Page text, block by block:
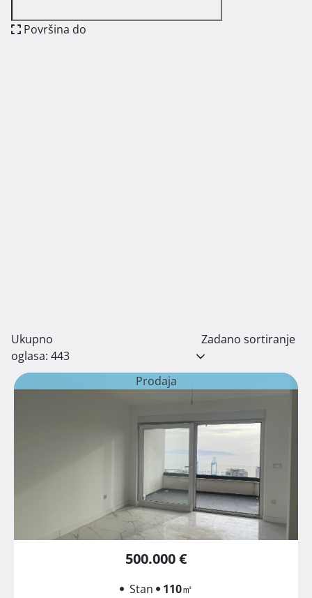
Površina do
Ukupno
oglasa: 443
Zadano sortiranje
Prodaja
500.000 €
Stan 110㎡